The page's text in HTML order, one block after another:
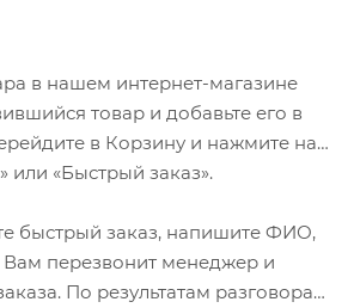
в нашем интернет-магазине
товар и добавьте его в
в Корзину и нажмите на
или «Быстрый заказ».
быстрый заказ, напишите ФИО,
перезвонит менеджер и
По результатам разговора